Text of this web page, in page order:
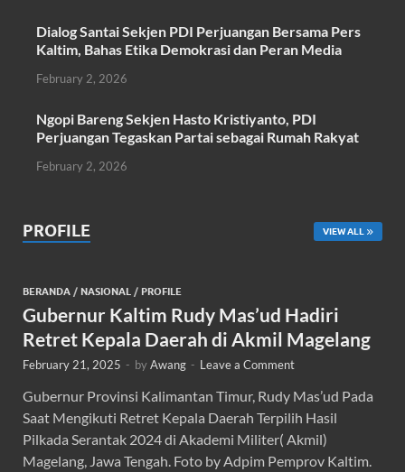
Dialog Santai Sekjen PDI Perjuangan Bersama Pers
Kaltim, Bahas Etika Demokrasi dan Peran Media
February 2, 2026
Ngopi Bareng Sekjen Hasto Kristiyanto, PDI
Perjuangan Tegaskan Partai sebagai Rumah Rakyat
February 2, 2026
PROFILE VIEW ALL
BERANDA / NASIONAL / PROFILE
Gubernur Kaltim Rudy Mas’ud Hadiri
Retret Kepala Daerah di Akmil Magelang
February 21, 2025 - byAwang - Leave a Comment
Gubernur Provinsi Kalimantan Timur, Rudy Mas’ud Pada
Saat Mengikuti Retret Kepala Daerah Terpilih Hasil
Pilkada Serantak 2024 di Akademi Militer( Akmil)
Magelang, Jawa Tengah. Foto by Adpim Pemprov Kaltim.